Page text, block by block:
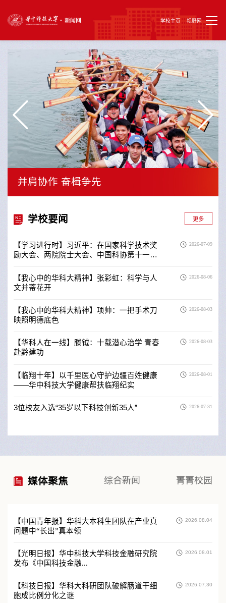
学校主页 视野网
并肩协作 奋楫争先
学校要闻 更多
【学习进行时】习近平：在国家科学技术奖
励大会、两院院士大会、中国科协第十一次
2026-07-09
【我心中的华科大精神】张彩虹：科学与人
文并蒂花开
2026-08-06
【我心中的华科大精神】项帅：一把手术刀
映照明德底色
2026-08-03
【华科人在一线】滕钺：十载潜心治学 青春
赴黔建功
2026-08-03
【临翔十年】以千里医心守护边疆百姓健康
——华中科技大学健康帮扶临翔纪实
2026-08-01
3位校友入选“35岁以下科技创新35人” 2026-07-31
媒体聚焦 综合新闻 菁菁校园
【中国青年报】华科大本科生团队在产业真
问题中“长出”真本领
2026.08.04
【光明日报】华中科技大学科技金融研究院
发布《中国科技金融...
2026.08.01
【科技日报】华科大科研团队破解肠道干细
胞成比例分化之谜
2026.07.30